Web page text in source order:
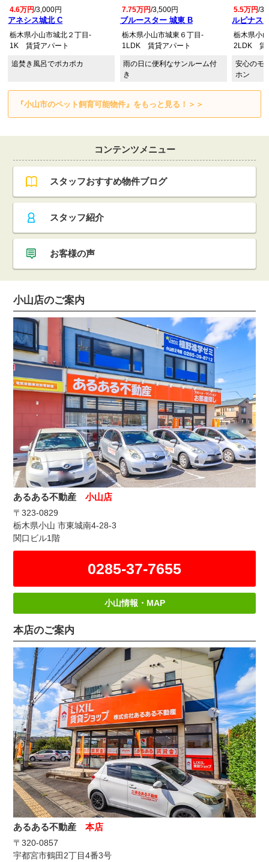
アネシス城北 C
4.6万円/3,000円
栃木県小山市城北２丁目-
1K 賃貸アパート
追焚き風呂でポカポカ
ブルースター 城東 B
7.75万円/3,500円
栃木県小山市城東６丁目-
1LDK 賃貸アパート
雨の日に便利なサンルーム付
き
ルピナス
5.5万円/
栃木県小
2LDK 賃
安心のモ
ホン
『小山市のペット飼育可能物件』をもっと見る！＞＞
コンテンツメニュー
スタッフおすすめ物件ブログ
スタッフ紹介
お客様の声
小山店のご案内
あるある不動産小山店
〒323-0829
栃木県小山 市東城南4-28-3
関口ビル1階
0285-37-7655
小山情報・MAP
本店のご案内
あるある不動産本店
〒320-0857
宇都宮市鶴田2丁目4番3号